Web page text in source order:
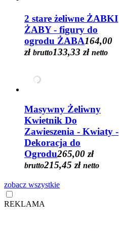
2 stare żeliwne ŻABKI
ŻABY - figury do
ogrodu ŻABA164,00
zł brutto133,33 zł netto
Masywny Żeliwny
Kwietnik Do
Zawieszenia - Kwiaty -
Dekoracja do
Ogrodu265,00 zł
brutto215,45 zł netto
zobacz wszystkie
REKLAMA